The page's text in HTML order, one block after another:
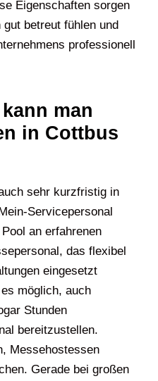
Eigenschaften sorgen
betreut fühlen und
professionell
man
in Cottbus
sehr kurzfristig in
Servicepersonal
an erfahrenen
das flexibel
eingesetzt
möglich, auch
Stunden
bereitzustellen.
Messehostessen
Gerade bei großen